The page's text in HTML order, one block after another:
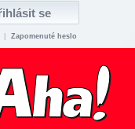
Zapomenuté heslo